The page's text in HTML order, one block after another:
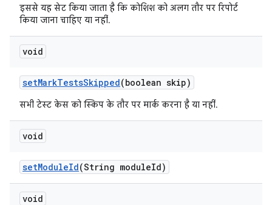
इससे यह सेट किया जाता है कि कोशिश को अलग तौर पर रिपोर्ट
किया जाना चाहिए या नहीं.
void
setMarkTestsSkipped(boolean skip)
सभी टेस्ट केस को स्किप के तौर पर मार्क करना है या नहीं.
void
setModuleId(String moduleId)
void